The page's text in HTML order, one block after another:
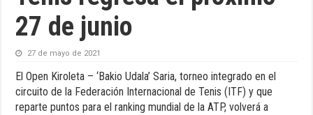
27 de junio
27 de mayo de 2021
El Open Kiroleta – ‘Bakio Udala’ Saria, torneo integrado en el
circuito de la Federación Internacional de Tenis (ITF) y que
reparte puntos para el ranking mundial de la ATP, volverá a